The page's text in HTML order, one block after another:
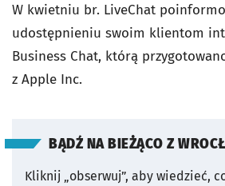
W kwietniu br. LiveChat
udostępnieniu swoim klientom
Business Chat, którą
z Apple Inc.
BĄDŹ NA BIEŻĄCO Z
Kliknij „obserwuj”, aby wiedzieć,